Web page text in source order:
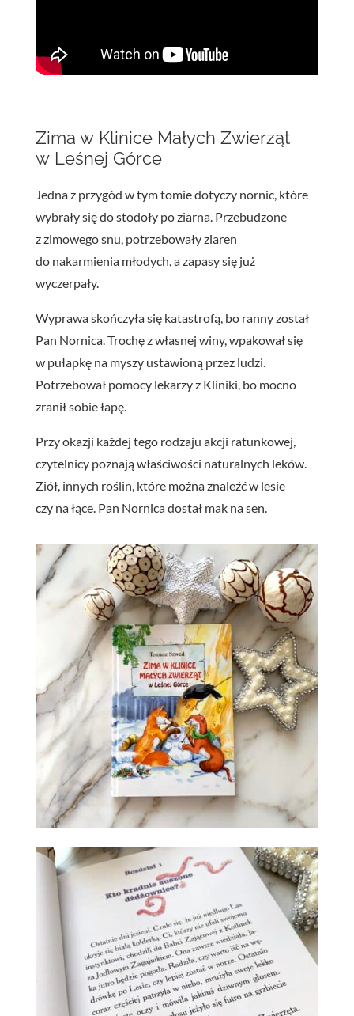
Zima w Klinice Małych Zwierząt
w Leśnej Górce
Jedna z przygód w tym tomie dotyczy nornic, które
wybrały się do stodoły po ziarna. Przebudzone
z zimowego snu, potrzebowały ziaren
do nakarmienia młodych, a zapasy się już
wyczerpały.
Wyprawa skończyła się katastrofą, bo ranny został
Pan Nornica. Trochę z własnej winy, wpakował się
w pułapkę na myszy ustawioną przez ludzi.
Potrzebował pomocy lekarzy z Kliniki, bo mocno
zranił sobie łapę.
Przy okazji każdej tego rodzaju akcji ratunkowej,
czytelnicy poznają właściwości naturalnych leków.
Ziół, innych roślin, które można znaleźć w lesie
czy na łące. Pan Nornica dostał mak na sen.